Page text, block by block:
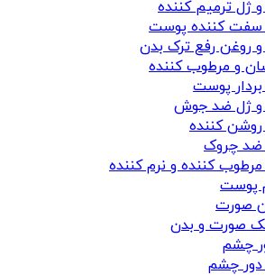
ژل ترمیم کننده
سفت کننده پوست
روغن رفع ترک بدن
و مرطوب کننده
بردار پوست
و ژل ضد جوش
کننده
ضد چروک
کننده و نرم کننده
پوست
صورت
صورت و بدن
چشم
دور چشم